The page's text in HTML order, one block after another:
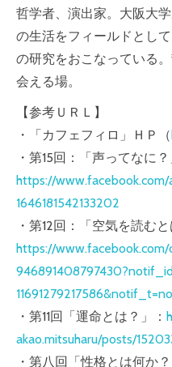
哲学者、演出家。大阪大
の生活をフィールドとし
の研究をおこなっている
会える場。
【参考ＵＲＬ】
・「カフェフィロ」ＨＰ（
・第15回：「声ってなに？
https://www.facebook.com/
1646181542133202
・第12回：「空気を読むと
https://www.facebook.com/
・第11回「運命とは？」：
akao.mitsuharu/posts/
・第八回「性格とは何か？